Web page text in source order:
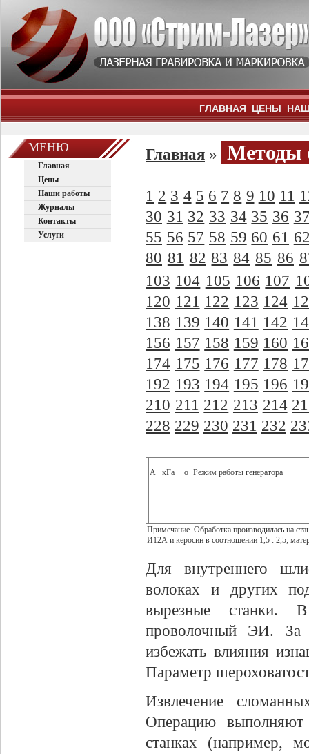
ГЛАВНАЯ ЦЕНЫ
МЕНЮ
Главная
Цены
Наши работы
Журналы
Контакты
Услуги
Главная » Методы
1 2 3 4 5 6 7 8 9 10 11
30 31 32 33 34 35 36
55 56 57 58 59 60 61
80 81 82 83 84 85 86
103 104 105 106 107
120 121 122 123 124
138 139 140 141 142
156 157 158 159 160
174 175 176 177 178
192 193 194 195 196
210 211 212 213 214
228 229 230 231 232
А кГа о Режим работы генератора
Примечание. Обработка производилась на
И12А и керосин в соотношении 1,5 : 2,5;
Для внутреннего
волоках и других
вырезные станки. В
проволочный ЭИ. За
избежать влияния
Параметр
Извлечение
Операцию выполняют
станках (например,